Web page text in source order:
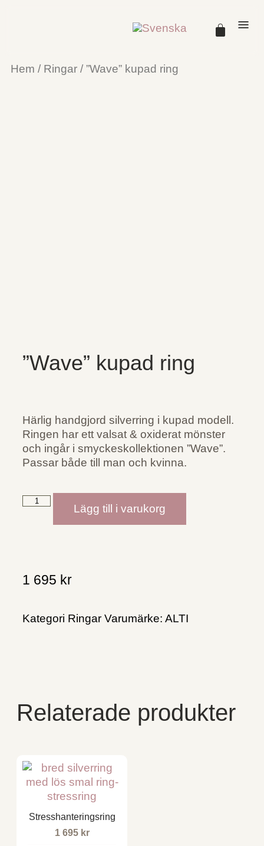
Hem / Ringar / ”Wave” kupad ring
”Wave” kupad ring
Härlig handgjord silverring i kupad modell.
Ringen har ett valsat & oxiderat mönster
och ingår i smyckeskollektionen ”Wave”.
Passar både till man och kvinna.
Lägg till i varukorg
1 695 kr
Kategori Ringar Varumärke: ALTI
Relaterade produkter
Stresshanteringsring
1 695 kr